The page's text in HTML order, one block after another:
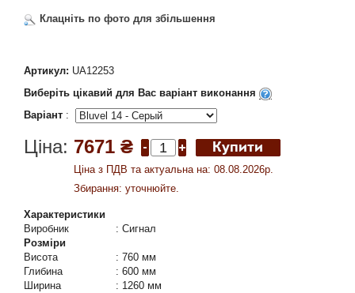
Клацніть по фото для збільшення
Артикул: UA12253
Виберіть цікавий для Вас варіант виконання
Варіант :
Ціна: 7671 ₴
Ціна з ПДВ та актуальна на: 08.08.2026р.
Збирання: уточнюйте.
Характеристики
Виробник
: Сигнал
Розміри
Висота
: 760 мм
Глибина
: 600 мм
Ширина
: 1260 мм